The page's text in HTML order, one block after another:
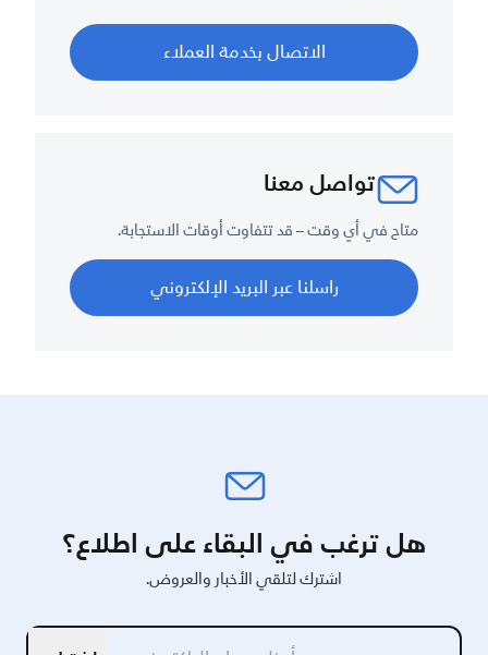
الاتصال بخدمة العملاء
تواصل معنا
متاح في أي وقت – قد تتفاوت أوقات الاستجابة.
راسلنا عبر البريد الإلكتروني
هل ترغب في البقاء على اطلاع؟
اشترك لتلقي الأخبار والعروض.